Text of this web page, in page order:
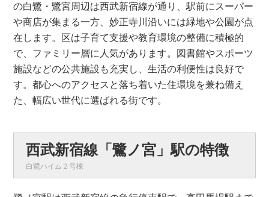
の白鷺・鷺宮周辺は西武新宿線が通り、駅前にスーパー
や商店が集まる一方、妙正寺川沿いには緑地や公園が点
在します。区は子育て支援や教育環境の整備に積極的
で、ファミリー層に人気があります。図書館やスポーツ
施設などの公共施設も充実し、生活の利便性は良好で
す。都心へのアクセスと落ち着いた住環境を兼ね備え
た、幅広い世代に選ばれる街です。
西武新宿線「鷺ノ宮」駅の特徴
白鷺ハイム２号棟